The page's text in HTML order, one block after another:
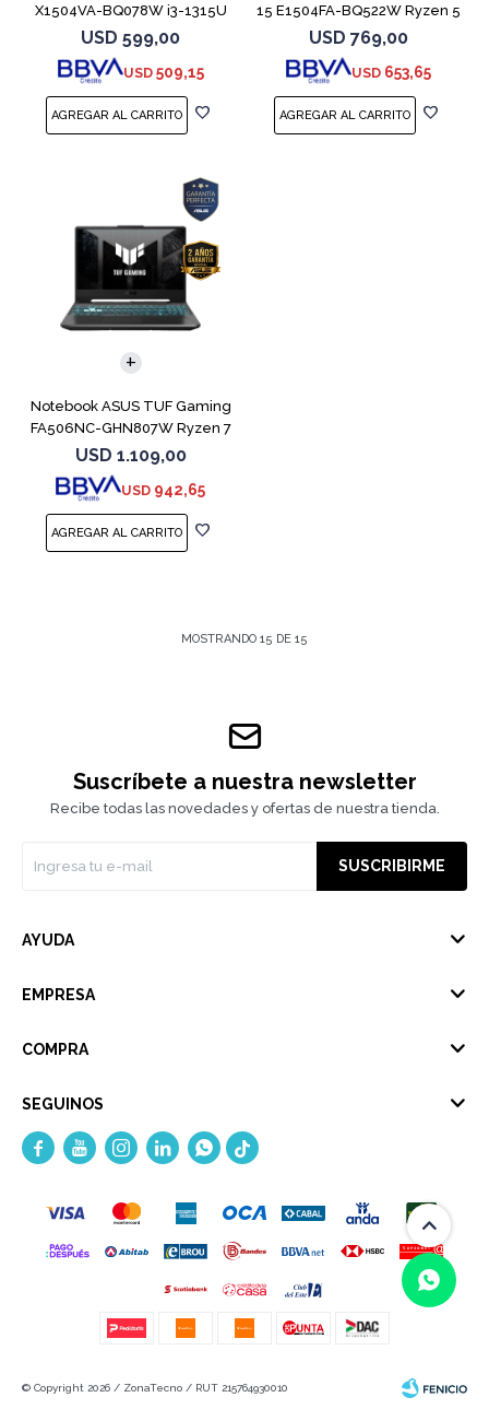
X1504VA-BQ078W i3-1315U
512GB 8GB
USD 599,00
USD 509,15
15 E1504FA-BQ522W Ryzen 5
7520U
USD 769,00
USD 653,65
Notebook ASUS TUF Gaming
FA506NC-GHN807W Ryzen 7
7445HS 3050
USD 1.109,00
USD 942,65
COMPARAR
MOSTRANDO 15 DE 15
Suscríbete a nuestra newsletter
Recibe todas las novedades y ofertas de nuestra tienda.
SUSCRIBIRME
AYUDA
EMPRESA
COMPRA
SEGUINOS
    
© Copyright 2026 / ZonaTecno / RUT 215764930010